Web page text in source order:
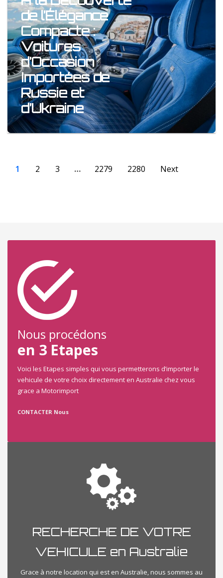
de l’Élégance
Compacte :
Voitures
d’Occasion
Importées de
Russie et
d’Ukraine
1 2 3 … 2279 2280 Next
Nous procédons
en 3 Etapes
Voici les Etapes simples qui vous permetterons d’importer le
vehicule de votre choix directement en Australie chez vous
grace a Motorimport
CONTACTER Nous
RECHERCHE DE VOTRE
VEHICULE en Australie
Grace à notre location qui est en Australie, nous sommes au